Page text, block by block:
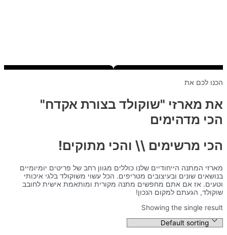
הכנו לכם את
את מארזי "שוקולד בצורת אקדח"
הכי מדהימים
הכי מרשימים \\ והכי מתוקים!
מארזי המתנה הייחודיים שלנו כוללים מגוון רחב של פריטים יומיומיים
בנושאים שונים ובעיצובים מטריפים. הכל עשוי משוקולד בלגי איכותי
וטעים. אז אם אתם מחפשים מתנה מקורית ומותאמת אישית לחובב
שוקולד, הגעתם למקום הנכון!
Showing the single result